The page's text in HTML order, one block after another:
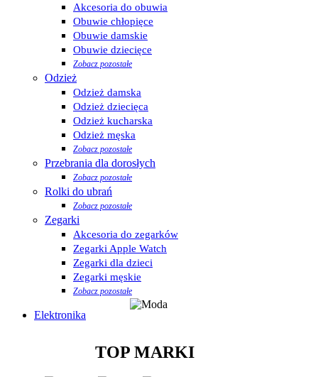
Akcesoria do obuwia
Obuwie chłopięce
Obuwie damskie
Obuwie dziecięce
Zobacz pozostałe
Odzież
Odzież damska
Odzież dziecięca
Odzież kucharska
Odzież męska
Zobacz pozostałe
Przebrania dla dorosłych
Zobacz pozostałe
Rolki do ubrań
Zobacz pozostałe
Zegarki
Akcesoria do zegarków
Zegarki Apple Watch
Zegarki dla dzieci
Zegarki męskie
Zobacz pozostałe
Elektronika
TOP MARKI